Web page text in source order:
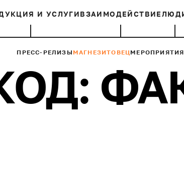
И УСЛУГИВЗАИМОДЕЙСТВИЕ
ПРЕСС-РЕЛИЗЫ МАГНЕЗИТОВЕЦМЕРОПРИЯТИЯ